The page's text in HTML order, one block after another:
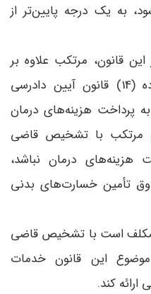
به یک درجه پایین‌تر از
در این قانون، مرتکب علاوه بر
جبران خسارت‌های مقرر در ماده (14) قانون آیین دادرسی
12/4، ملزم به پرداخت هزینه‌های درمان
مرتکب با تشخیص قاضی
هزینه‌های درمان نباشد،
تأمین خسارت‌های بدنی
مکلف است با تشخیص قاضی
موضوع این قانون خدمات
کند.